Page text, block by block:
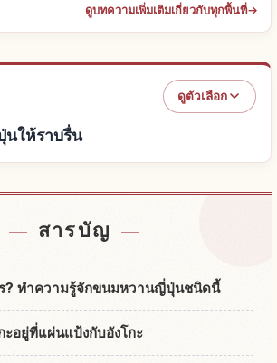
ดูบทความเพิ่มเติมเกี่ยวกับทุกพื้นที่→
ดูตัวเลือก
นให้ราบรื่น
สารบัญ
? ทำความรู้จักขนมหวานญี่ปุ่นชนิดนี้
ะอยู่ที่แผ่นแป้งกับอังโกะ